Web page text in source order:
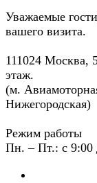
Уважаемые
вашего визита.
111024 Москва,
этаж.
(м.
Нижегородская)
Режим работы
Пн. – Пт.: с 9:00